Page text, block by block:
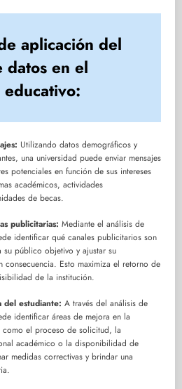
aplicación del
datos en el
Utilizando datos demográficos y
una universidad puede enviar mensajes
potenciales en función de sus intereses
académicos, actividades
de becas.
publicitarias: Mediante el análisis de
identificar qué canales publicitarios son
su público objetivo y ajustar su
consecuencia. Esto maximiza el retorno de
de la institución.
del estudiante: A través del análisis de
identificar áreas de mejora en la
como el proceso de solicitud, la
académico o la disponibilidad de
medidas correctivas y brindar una